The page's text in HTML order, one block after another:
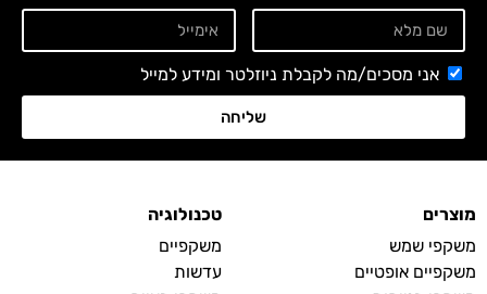
אני מסכים/מה לקבלת ניוזלטר ומידע למייל
שליחה
מוצרים
משקפי שמש
משקפיים אופטיים
טכנולוגיה
משקפיים
עדשות